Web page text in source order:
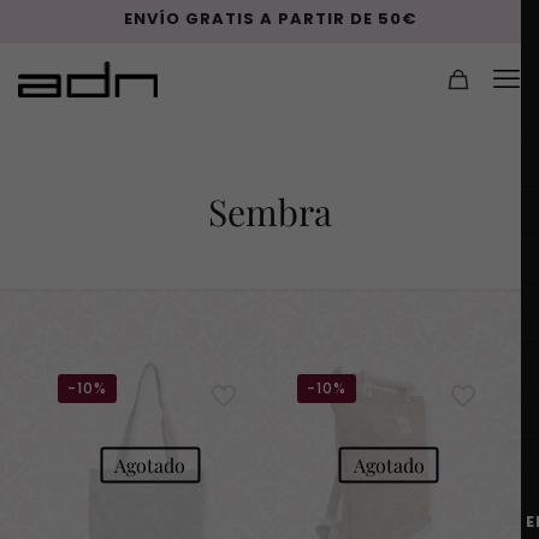
ENVÍO GRATIS A PARTIR DE 50€
Sembra
-10%
Agotado
-10%
Agotado